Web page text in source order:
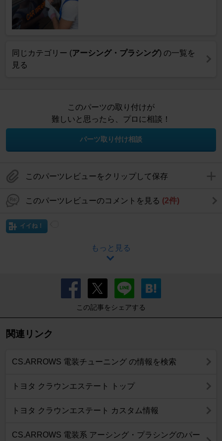
同じカテゴリー (アーシング・プラシング) の一覧を
見る
このパーツの取り付けが
難しいと思ったら、プロに相談！
パーツ取り付け相談
このパーツレビューをクリップして保存
このパーツレビューのコメントを見る (2件)
イイね！
もっと見る
この記事をシェアする
関連リンク
CS.ARROWS 電装チューニング の情報を検索
トヨタ クラウンエステート トップ
トヨタ クラウンエステート カスタム情報
CS.ARROWS 電装系 アーシング・プラシングのパー